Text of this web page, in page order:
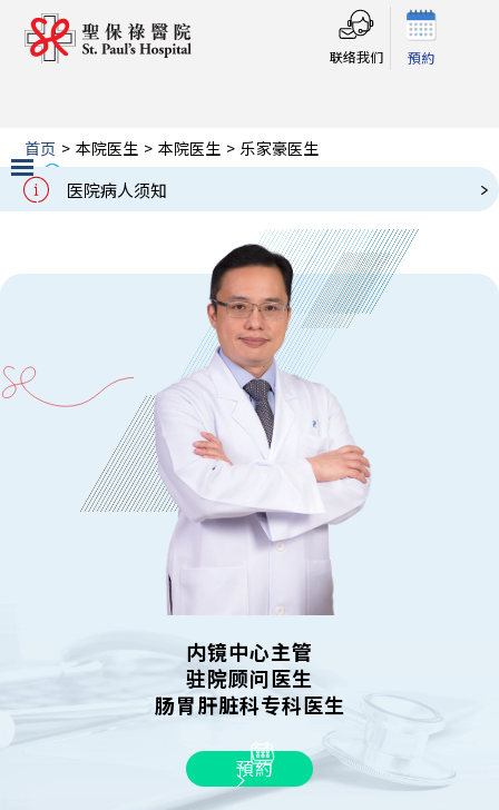
联络我们 預約
医院病人须知
Slide 2 of 3.
首页 > 本院医生 > 本院医生 > 乐家豪医生
乐家豪医生
内镜中心主管
驻院顾问医生
肠胃肝脏科专科医生
預約